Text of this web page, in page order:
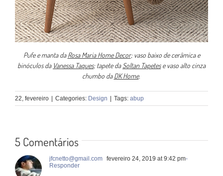
Pufe e manta daRosa Maria Home Decor; vaso baixo de cerâmica e
binóculos da Vanessa Taques; tapete daSoltan Tapetese vaso alto cinza
chumbo daDK Home.
22, fevereiro Categories: Design Tags: abup
5 Comentários
jfcnetto@gmail.com fevereiro 24, 2019 at 9:42 pm-
Responder